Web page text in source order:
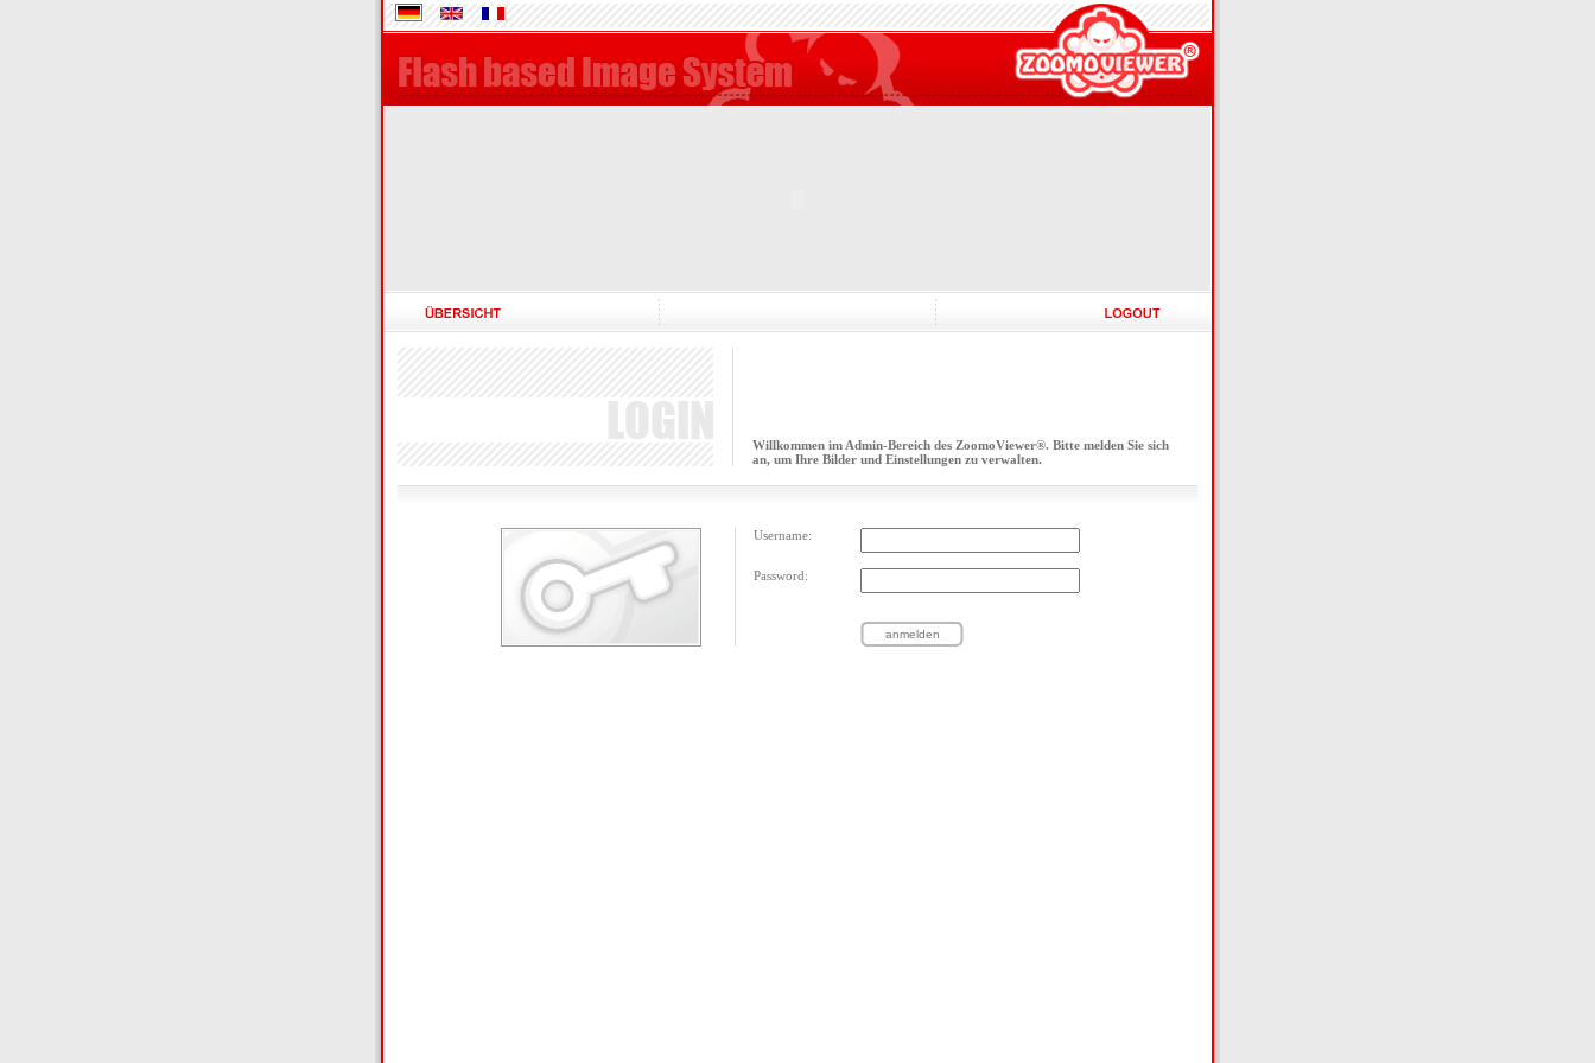
Willkommen im Admin-Bereich des ZoomoViewer®. Bitte melden Sie sich
an, um Ihre Bilder und Einstellungen zu verwalten.
Username:
Password: